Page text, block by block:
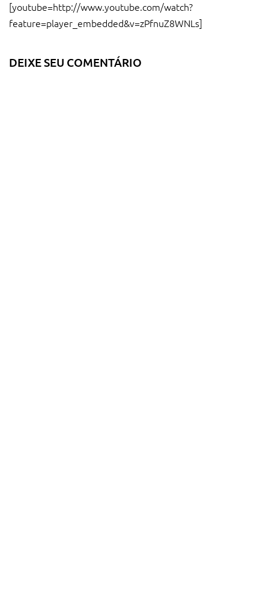
[youtube=http://www.youtube.com/watch?
feature=player_embedded&v=zPfnuZ8WNLs]
DEIXE SEU COMENTÁRIO